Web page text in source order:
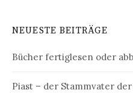
NEUESTE BEITRÄGE
Bücher fertiglesen oder
Piast – der Stammvater